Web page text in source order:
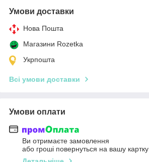
Умови доставки
Нова Пошта
Магазини Rozetka
Укрпошта
Всі умови доставки
Умови оплати
Ви отримаєте замовлення
або гроші повернуться на вашу картку